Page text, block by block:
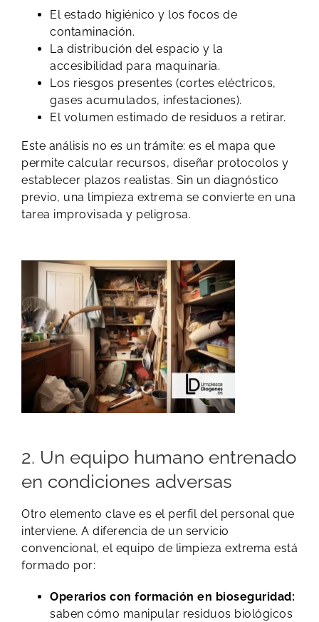
El estado higiénico y los focos de
contaminación.
La distribución del espacio y la
accesibilidad para maquinaria.
Los riesgos presentes (cortes eléctricos,
gases acumulados, infestaciones).
El volumen estimado de residuos a retirar.
Este análisis no es un trámite: es el mapa que
permite calcular recursos, diseñar protocolos y
establecer plazos realistas. Sin un diagnóstico
previo, una limpieza extrema se convierte en una
tarea improvisada y peligrosa.
2. Un equipo humano entrenado
en condiciones adversas
Otro elemento clave es el perfil del personal que
interviene. A diferencia de un servicio
convencional, el equipo de limpieza extrema está
formado por:
Operarios con formación en bioseguridad:
saben cómo manipular residuos biológicos